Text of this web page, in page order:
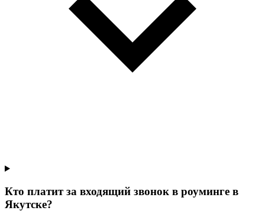
Кто платит за входящий звонок в роуминге в
Якутске?